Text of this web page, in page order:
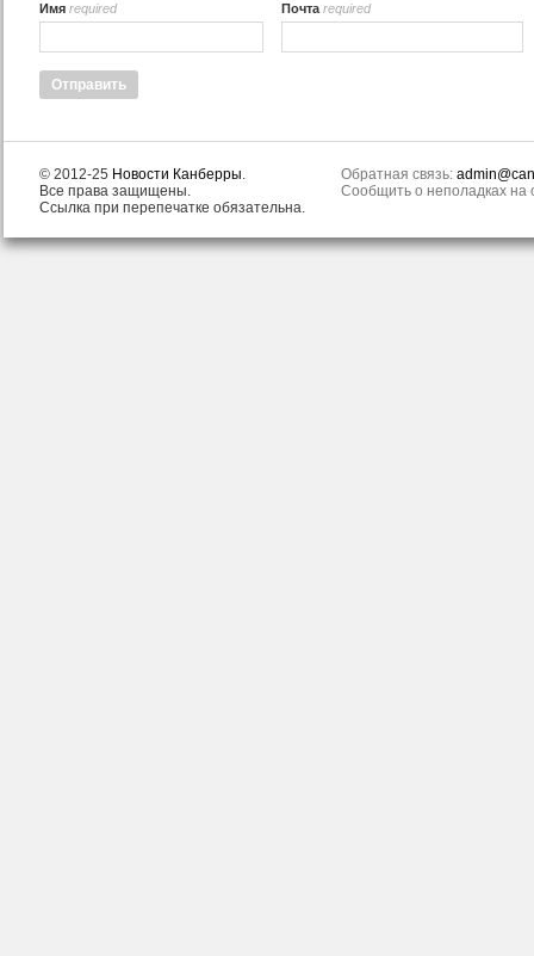
Имя required Почта required
© 2012-25 Новости Канберры.
Все права защищены.
Ссылка при перепечатке обязательна.
Обратная связь:
Сообщить о неполадках на